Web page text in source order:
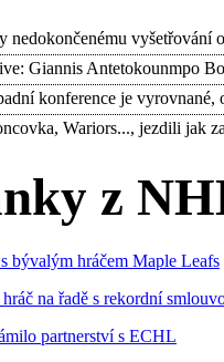
nedokončenému vyšetřování
Giannis Antetokounmpo
konference je vyrovnané,
Wariors..., jezdili jak
z
bývalým hráčem Maple Leafs
na řadě s rekordní
partnerství s ECHL